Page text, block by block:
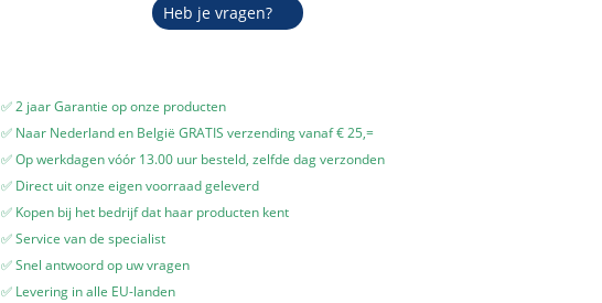
Heb je vragen?
✅ 2 jaar Garantie op onze producten
✅ Naar Nederland en België GRATIS verzending vanaf € 25,=
✅ Op werkdagen vóór 13.00 uur besteld, zelfde dag verzonden
✅ Direct uit onze eigen voorraad geleverd
✅ Kopen bij het bedrijf dat haar producten kent
✅ Service van de specialist
✅ Snel antwoord op uw vragen
✅ Levering in alle EU-landen